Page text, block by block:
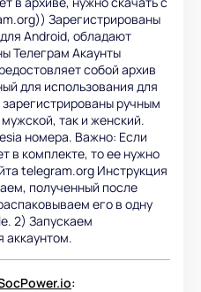
Зарегистрированы
Android, обладают
Телеграм Акаунты
собой архив
для использования для
ручным
так и женский.
номера. Важно: Если
в комплекте, то ее нужно
telegram.org Инструкция
полученный после
его в одну
2) Запускаем
аккаунтом.
: